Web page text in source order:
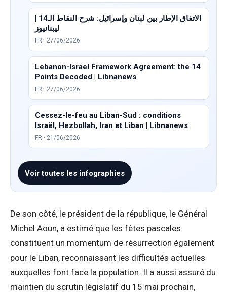
الاتفاق الإطار بين لبنان وإسرائيل: شرح النقاط الـ14 |
ليبنانيوز
FR · 27/06/2026
Lebanon-Israel Framework Agreement: the 14
Points Decoded | Libnanews
FR · 27/06/2026
Cessez-le-feu au Liban-Sud : conditions
Israël, Hezbollah, Iran et Liban | Libnanews
FR · 21/06/2026
Voir toutes les infographies
De son côté, le président de la république, le Général
Michel Aoun, a estimé que les fêtes pascales
constituent un momentum de résurrection également
pour le Liban, reconnaissant les difficultés actuelles
auxquelles font face la population. Il a aussi assuré du
maintien du scrutin législatif du 15 mai prochain,